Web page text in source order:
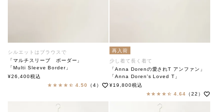
シルエットはブラウスで
「マルチスリーブ ボーダー」
「Multi Sleeve Border」
soutiencollar（ステンカラー）
¥26,400税込
4.50
（4）
再入荷
少し着て長く着て
「Anna Dorenの愛されT アンファン」
「Anna Doren's Loved T」
soutiencollar（ステンカラー）
¥19,800税込
4.64
（22）